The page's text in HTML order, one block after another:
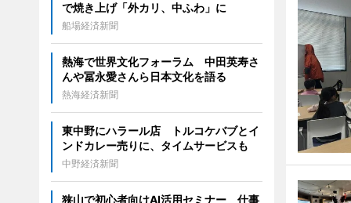
で焼き上げ「外カリ、中ふわ」に
船場経済新聞
熱海で世界文化フォーラム 中田英寿さ
んや冨永愛さんら日本文化を語る
熱海経済新聞
東中野にハラール店 トルコケバブとイ
ンドカレー売りに、タイムサービスも
中野経済新聞
狭山で初心者向けAI活用セミナー 仕事